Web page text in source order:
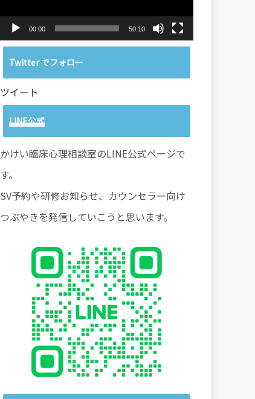
00:00 50:10
Twitter でフォロー
ツイート
LINE公式
かけい臨床心理相談室のLINE公式ページで
す。
SV予約や研修お知らせ、カウンセラー向け
つぶやきを発信していこうと思います。